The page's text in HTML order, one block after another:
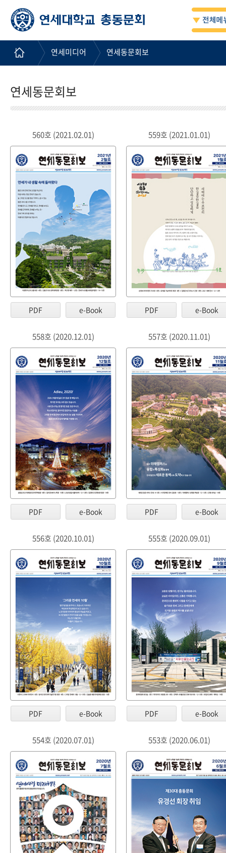
연세미디어 연세동문회보
연세동문회보
560호 (2021.02.01)
PDF e-Book
559호 (2021.01.01)
PDF e-Book
558호 (2020.12.01)
PDF e-Book
557호 (2020.11.01)
PDF e-Book
556호 (2020.10.01)
PDF e-Book
555호 (2020.09.01)
PDF e-Book
554호 (2020.07.01) 553호 (2020.06.01)